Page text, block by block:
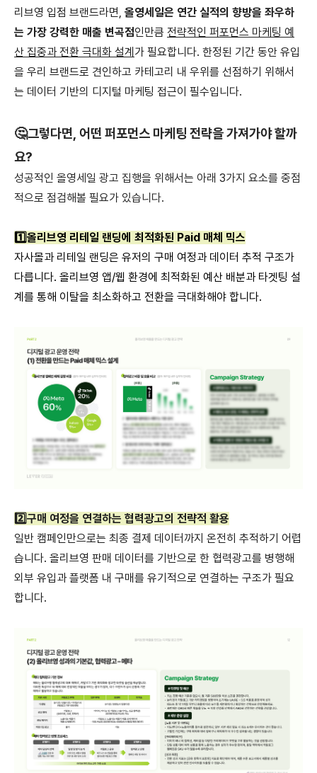
리브영 입점 브랜드라면, 올영세일은 연간 실적의 향방을 좌우하
는 가장 강력한 매출 변곡점인만큼 전략적인 퍼포먼스 마케팅 예
산 집중과 전환 극대화 설계 가 필요합니다. 한정된 기간 동안 유입
을 우리 브랜드로 견인하고 카테고리 내 우위를 선점하기 위해서
는 데이터 기반의 디지털 마케팅 접근이 필수입니다.
🤔그렇다면, 어떤 퍼포먼스 마케팅 전략을 가져가야 할까
요?
성공적인 올영세일 광고 집행을 위해서는 아래 3가지 요소를 중점
적으로 점검해볼 필요가 있습니다.
1️⃣올리브영 리테일 랜딩에 최적화된 Paid 매체 믹스
자사몰과 리테일 랜딩은 유저의 구매 여정과 데이터 추적 구조가
다릅니다. 올리브영 앱/웹 환경에 최적화된 예산 배분과 타겟팅 설
계를 통해 이탈을 최소화하고 전환을 극대화해야 합니다.
2️⃣구매 여정을 연결하는 협력광고의 전략적 활용
일반 캠페인만으로는 최종 결제 데이터까지 온전히 추적하기 어렵
습니다. 올리브영 판매 데이터를 기반으로 한 협력광고를 병행해
외부 유입과 플랫폼 내 구매를 유기적으로 연결하는 구조가 필요
합니다.